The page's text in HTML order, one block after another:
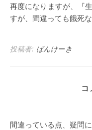
再度になりますが、『
すが、間違っても餓死
投稿者: ぱんけーき
間違っている点、疑問